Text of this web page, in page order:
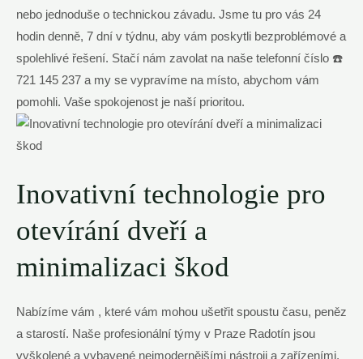
nebo jednoduše o technickou závadu. Jsme tu pro vás 24
hodin denně, 7 dní v týdnu, aby vám poskytli bezproblémové a
spolehlivé řešení. Stačí nám zavolat na naše telefonní číslo ☎️
721 145 237 a my se vypravíme na místo, abychom vám
pomohli. Vaše spokojenost je naší prioritou.
Inovativní technologie pro
otevírání dveří a
minimalizaci škod
Nabízíme vám , které vám mohou ušetřit spoustu času, peněz
a starostí. Naše profesionální týmy v Praze Radotín jsou
vyškolené a vybavené nejmodernějšími nástroji a zařízeními,